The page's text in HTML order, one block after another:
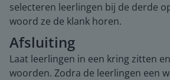
selecteren leerlingen bij de derde
woord ze de klank horen.
Afsluiting
Laat leerlingen in een kring zitten
woorden. Zodra de leerlingen een